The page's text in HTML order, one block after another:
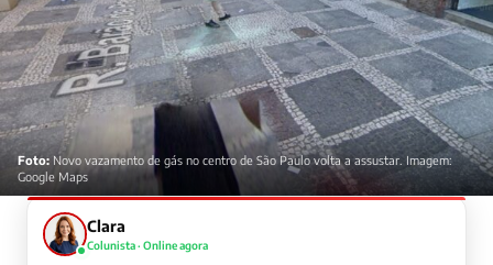
Foto: Novo vazamento de gás no centro de São Paulo volta a assustar. Imagem:
Google Maps
Clara
Colunista · Online agora